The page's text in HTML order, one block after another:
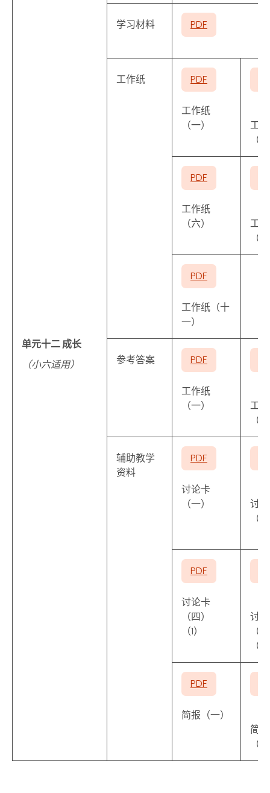
单元十二 成长
（小六适用）
学习材料 PDF
工作纸 PDF
工作纸
（一）
工
（
PDF
工作纸
（六）
工
（
PDF
工作纸（十
一）
参考答案 PDF
工作纸
（一）
工
（
辅助教学
资料
PDF
讨论卡
（一）
讨
（
PDF
讨论卡
（四）
（1）
讨
（
（
PDF
简报（一）
简报
（